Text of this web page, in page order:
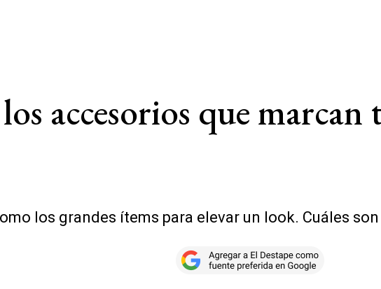
accesorios que marcan
los grandes ítems para elevar un look. Cuáles